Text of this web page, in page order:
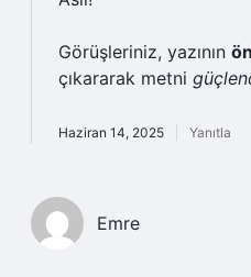
Görüşleriniz, yazının
çıkararak metni
Haziran 14, 2025 Yanıtla
Emre